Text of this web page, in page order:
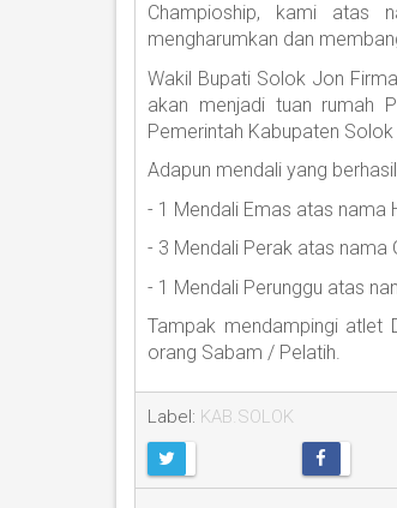
Champioship, kami atas
mengharumkan dan
Wakil Bupati Solok Jon
akan menjadi tuan rumah
Pemerintah Kabupaten
Adapun mendali yang
- 1 Mendali Emas atas nama
- 3 Mendali Perak atas nama
- 1 Mendali Perunggu atas
Tampak mendampingi atlet
orang Sabam / Pelatih.
Label: KAB.SOLOK